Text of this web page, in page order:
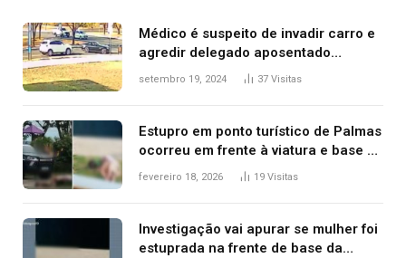
Médico é suspeito de invadir carro e
agredir delegado aposentado
durante confusão no trânsito
setembro 19, 2024 37 Visitas
Estupro em ponto turístico de Palmas
ocorreu em frente à viatura e base de
segurança; polícia investiga
fevereiro 18, 2026 19 Visitas
Investigação vai apurar se mulher foi
estuprada na frente de base da